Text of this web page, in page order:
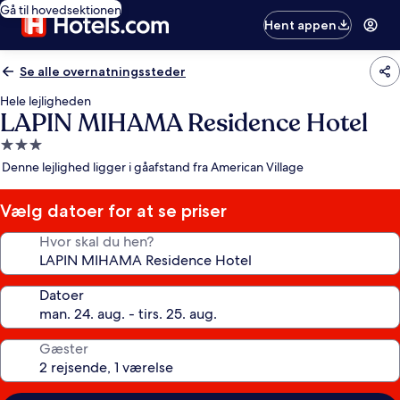
Gå til hovedsektionen
Hent appen
Se alle overnatningssteder
Hele lejligheden
LAPIN MIHAMA Residence Hotel
3.0-
stjernet
Denne lejlighed ligger i gåafstand fra American Village
Vælg datoer for at se priser
Hvor skal du hen?
Datoer
Gæster